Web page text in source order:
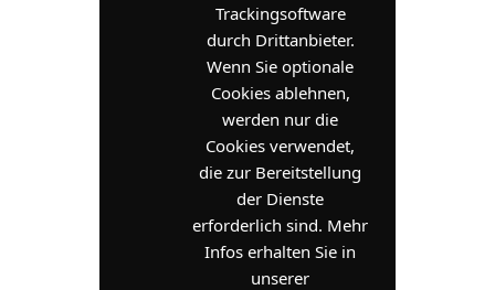
Trackingsoftware
durch Drittanbieter.
Wenn Sie optionale
Cookies ablehnen,
werden nur die
Cookies verwendet,
die zur Bereitstellung
der Dienste
erforderlich sind. Mehr
Infos erhalten Sie in
unserer